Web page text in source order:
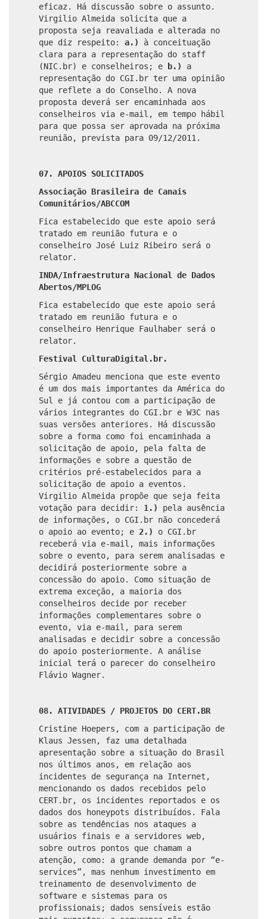
eficaz. Há discussão sobre o assunto.
Virgilio Almeida solicita que a
proposta seja reavaliada e alterada no
que diz respeito: a.)
à conceituação
clara para a representação do staff
(NIC.br) e conselheiros; e b.) a
representação do CGI.br ter uma opinião
que reflete a do Conselho. A nova
proposta deverá ser encaminhada aos
conselheiros via e-mail, em tempo hábil
para que possa ser aprovada na próxima
reunião, prevista para 09/12/2011.
07. APOIOS SOLICITADOS
Associação Brasileira de Canais
Comunitários/ABCCOM
Fica estabelecido que este apoio será
tratado em reunião futura e o
conselheiro José Luiz Ribeiro será o
relator.
INDA/Infraestrutura Nacional de Dados
Abertos/MPLOG
Fica estabelecido que este apoio será
tratado em reunião futura e o
conselheiro Henrique Faulhaber será o
relator.
Festival CulturaDigital.br.
Sérgio Amadeu menciona que este evento
é um dos mais importantes da América do
Sul e já contou com a participação de
vários integrantes do CGI.br e W3C nas
suas versões anteriores. Há discussão
sobre a forma como foi encaminhada a
solicitação de apoio, pela falta de
informações e sobre a questão de
critérios pré-estabelecidos para a
solicitação de apoio a eventos.
Virgilio Almeida propõe que seja feita
votação para decidir: 1.)
pela ausência
de informações, o CGI.br não concederá
o apoio ao evento; e 2.)
o CGI.br
receberá via e-mail, mais informações
sobre o evento, para serem analisadas e
decidirá posteriormente sobre a
concessão do apoio. Como situação de
extrema exceção, a maioria dos
conselheiros decide por receber
informações complementares sobre o
evento, via e-mail, para serem
analisadas e decidir sobre a concessão
do apoio posteriormente. A análise
inicial terá o parecer do conselheiro
Flávio Wagner.
08. ATIVIDADES / PROJETOS DO CERT.BR
Cristine Hoepers, com a participação de
Klaus Jessen, faz uma detalhada
apresentação sobre a situação do Brasil
nos últimos anos, em relação aos
incidentes de segurança na Internet,
mencionando os dados recebidos pelo
CERT.br, os incidentes reportados e os
dados dos honeypots distribuídos. Fala
sobre as tendências nos ataques a
usuários finais e a servidores web,
sobre outros pontos que chamam a
atenção, como: a grande demanda por “e-
services”, mas nenhum investimento em
treinamento de desenvolvimento de
software e sistemas para os
profissionais; dados sensíveis estão